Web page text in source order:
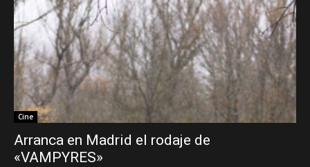
Cine
Arranca en Madrid el rodaje de
«VAMPYRES»